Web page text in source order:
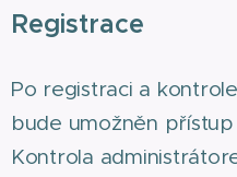
Registrace
Po registraci a
bude umožněn
Kontrola